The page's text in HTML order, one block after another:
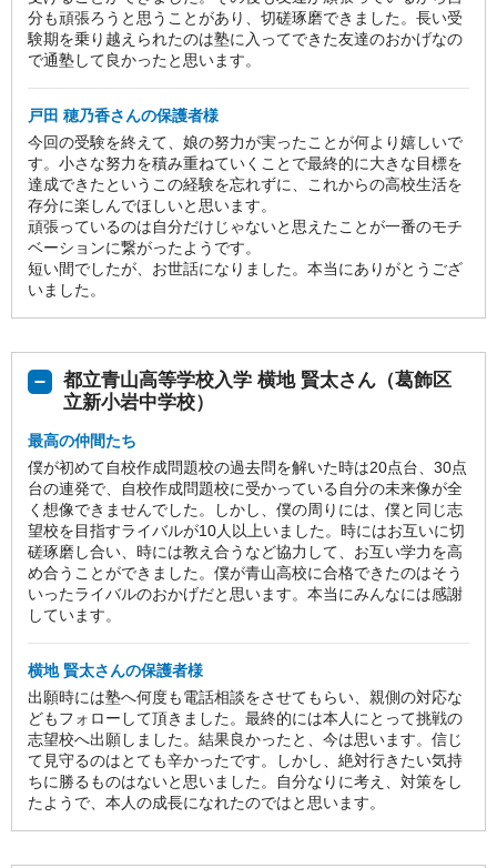
分も頑張ろうと思うことがあり、切磋琢磨できました。長い受
験期を乗り越えられたのは塾に入ってできた友達のおかげなの
で通塾して良かったと思います。
戸田 穂乃香さんの保護者様
今回の受験を終えて、娘の努力が実ったことが何より嬉しいで
す。小さな努力を積み重ねていくことで最終的に大きな目標を
達成できたというこの経験を忘れずに、これからの高校生活を
存分に楽しんでほしいと思います。
頑張っているのは自分だけじゃないと思えたことが一番のモチ
ベーションに繋がったようです。
短い間でしたが、お世話になりました。本当にありがとうござ
いました。
都立青山高等学校入学 横地 賢太さん（葛飾区
立新小岩中学校）
最高の仲間たち
僕が初めて自校作成問題校の過去問を解いた時は20点台、30点
台の連発で、自校作成問題校に受かっている自分の未来像が全
く想像できませんでした。しかし、僕の周りには、僕と同じ志
望校を目指すライバルが10人以上いました。時にはお互いに切
磋琢磨し合い、時には教え合うなど協力して、お互い学力を高
め合うことができました。僕が青山高校に合格できたのはそう
いったライバルのおかげだと思います。本当にみんなには感謝
しています。
横地 賢太さんの保護者様
出願時には塾へ何度も電話相談をさせてもらい、親側の対応な
どもフォローして頂きました。最終的には本人にとって挑戦の
志望校へ出願しました。結果良かったと、今は思います。信じ
て見守るのはとても辛かったです。しかし、絶対行きたい気持
ちに勝るものはないと思いました。自分なりに考え、対策をし
たようで、本人の成長になれたのではと思います。